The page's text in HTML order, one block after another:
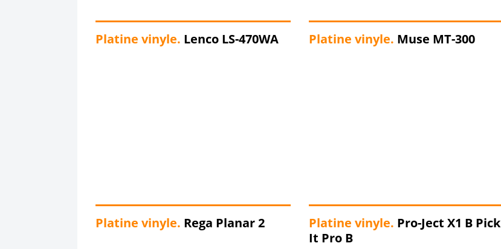
Platine vinyle. Lenco LS-470WA Platine vinyle. Muse MT-300
Platine vinyle. Rega Planar 2 Platine vinyle. Pro-Ject X1 B Pick
It Pro B